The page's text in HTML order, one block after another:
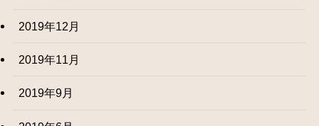
2019年12月
2019年11月
2019年9月